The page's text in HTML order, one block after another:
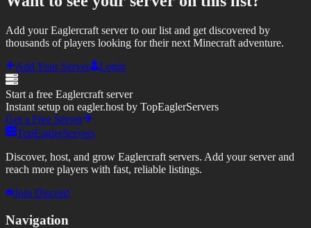
Add your Eaglercraft server to our list and get discovered by
thousands of players looking for their next Minecraft adventure.
Add Your Server
Login
Start a free Eaglercraft server
Instant setup on eagler.host by TopEaglerServers
Get a Free Server
TopEaglerServers
Discover, host, and grow Eaglercraft servers. Add your server and
reach more players with fast, reliable listings.
Join Discord
Navigation